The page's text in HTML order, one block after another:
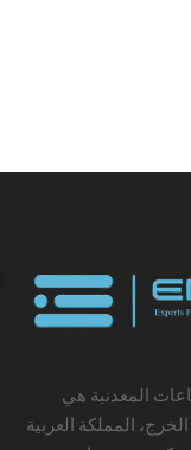
المعدنية هي
المملكة العربية